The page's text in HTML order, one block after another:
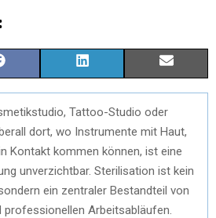
A
C
E
B
I
N
K
E
D
M
I
L
Tattoo-Studio oder
dort, wo Instrumente mit Haut,
Kontakt kommen können, ist eine
unverzichtbar. Sterilisation ist kein
ein zentraler Bestandteil von
professionellen Arbeitsabläufen.